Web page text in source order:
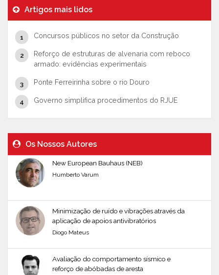
Artigos mais lidos
Concursos públicos no setor da Construção
Reforço de estruturas de alvenaria com reboco
armado: evidências experimentais
Ponte Ferreirinha sobre o rio Douro
Governo simplifica procedimentos do RJUE
Os Nossos Autores
New European Bauhaus (NEB)
Humberto Varum
Minimização de ruído e vibrações através da
aplicação de apoios antivibratórios
Diogo Mateus
Avaliação do comportamento sísmico e
reforço de abóbadas de aresta